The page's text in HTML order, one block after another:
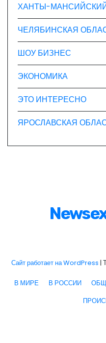
ХАНТЫ-
ЧЕЛЯБИНСКАЯ
ШОУ БИЗНЕС
ЭКОНОМИКА
ЭТО ИНТЕРЕСНО
ЯРОСЛАВСКАЯ
Сайт работает на WordPress |
В МИРЕ В РОССИИ